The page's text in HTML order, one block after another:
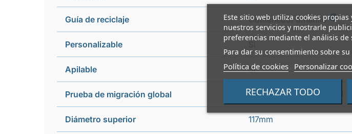
Este sitio web utiliza cookies
nuestros servicios y mostrarle
preferencias mediante el análisis de
Para dar su consentimiento sobre
Política de cookies Personalizar
RECHAZAR TODO
Guía de reciclaje Contenedor amarillo i
Personalizable
Apilable Si
Prueba de migración global Reglamento (UE) 10/2011
Diámetro superior 117mm